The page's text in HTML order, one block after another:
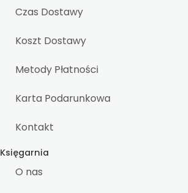
Czas Dostawy
Koszt Dostawy
Metody Płatności
Karta Podarunkowa
Kontakt
Księgarnia
O nas